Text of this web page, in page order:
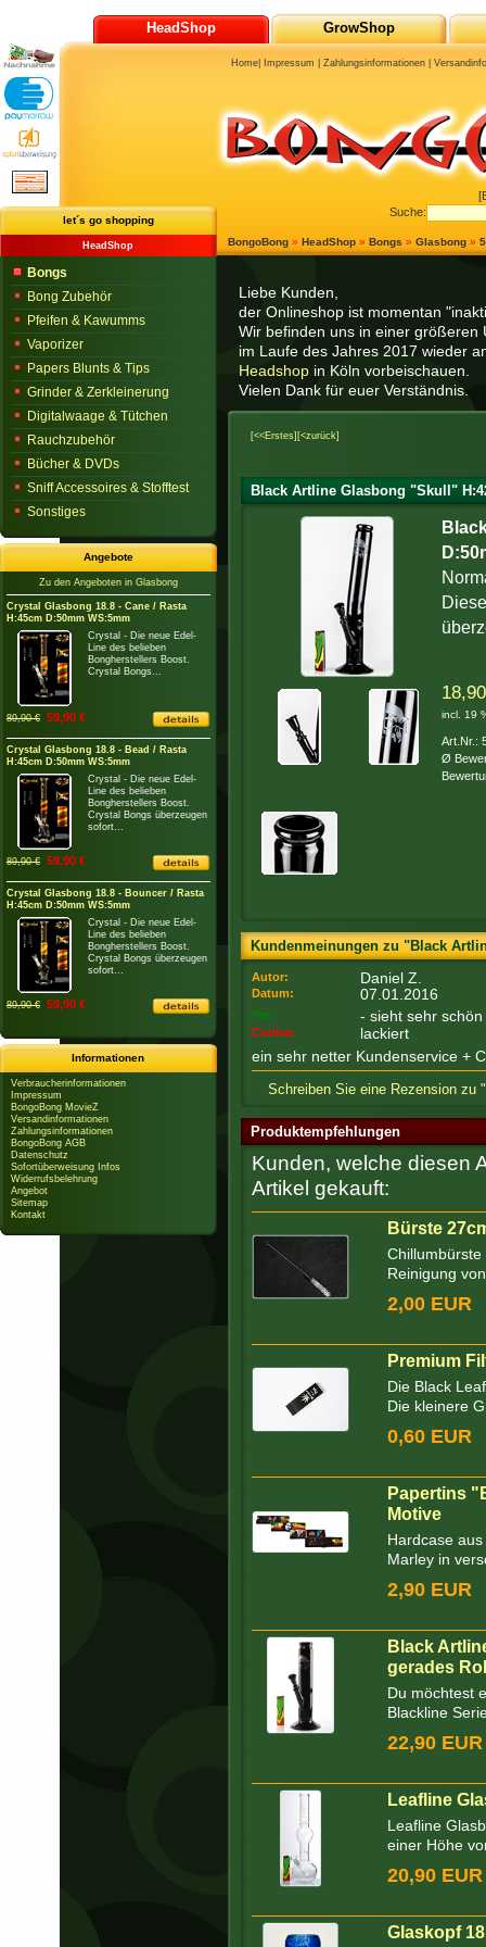
Liebe Kunden,
der Onlineshop ist momentan
Wir befinden uns in einer größeren
im Laufe des Jahres 2017 wieder
Headshop in Köln vorbeischauen.
Vielen Dank für euer Verständnis.
[<<Erstes] [<zurück]
Black Artline Glasbong "Skull"
incl. 19
Art.Nr.:
Ø
Kundenmeinungen zu "Black
Autor: Daniel Z.
Datum: 07.01.2016
Pro: - sieht sehr
Contra:
lackiert
ein sehr netter Kundenservice +
Schreiben Sie eine Rezension
Produktempfehlungen
Kunden, welche diesen
Artikel gekauft:
Bürste
Reinigung
2,00 EUR
Premium
Die Black
Die kleinere
0,60 EUR
Papertins
Motive
Hardcase
Marley in
2,90 EUR
Black
gerades
Du möchtest
Blackline
22,90 EUR
Leafline
Leafline
einer Höhe
20,90 EUR
Glaskopf
BongoBong » HeadShop » Bongs » Glasbong »
let´s go shopping
HeadShop
Bongs
Bong Zubehör
Pfeifen & Kawumms
Vaporizer
Papers Blunts & Tips
Grinder & Zerkleinerung
Digitalwaage & Tütchen
Rauchzubehör
Bücher & DVDs
Sniff Accessoires & Stofftest
Sonstiges
Angebote
Zu den Angeboten in Glasbong
Crystal Glasbong 18.8 - Cane / Rasta
H:45cm D:50mm WS:5mm
Crystal - Die neue Edel-
Line des belieben
Bongherstellers Boost.
Crystal Bongs...
89,90 € 59,90 €
Crystal Glasbong 18.8 - Bead / Rasta
H:45cm D:50mm WS:5mm
Crystal - Die neue Edel-
Line des belieben
Bongherstellers Boost.
Crystal Bongs überzeugen
sofort...
89,90 € 59,90 €
Crystal Glasbong 18.8 - Bouncer / Rasta
H:45cm D:50mm WS:5mm
Crystal - Die neue Edel-
Line des belieben
Bongherstellers Boost.
Crystal Bongs überzeugen
sofort...
89,90 € 59,90 €
Informationen
Verbraucherinformationen
Impressum
BongoBong MovieZ
Versandinformationen
Zahlungsinformationen
BongoBong AGB
Datenschutz
Sofortüberweisung Infos
Widerrufsbelehrung
Angebot
Sitemap
Kontakt
HeadShop GrowShop
Suche:
Home Impressum |Zahlungsinformationen |